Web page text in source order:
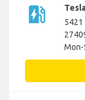
ev_station
Tesla
5421
Mon-